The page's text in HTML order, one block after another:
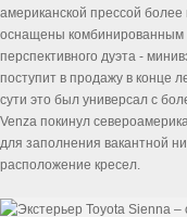
американской прессой более
оснащены комбинированным
перспективного дуэта -
поступит в продажу в конце
сути это был универсал с
Venza покинул
для заполнения вакантной
расположение кресел.